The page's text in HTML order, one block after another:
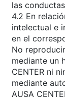
las
4.2 En
intelectual e
en el
No
mediante un
CENTER ni
mediante
AUSA